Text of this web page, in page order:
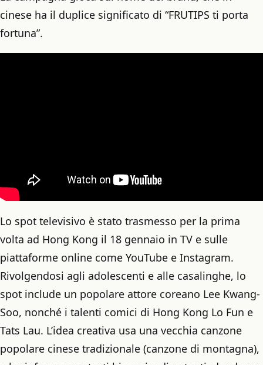
cinese ha il duplice significato di “FRUTIPS ti porta
fortuna”.
Lo spot televisivo è stato trasmesso per la prima
volta ad Hong Kong il 18 gennaio in TV e sulle
piattaforme online come YouTube e Instagram.
Rivolgendosi agli adolescenti e alle casalinghe, lo
spot include un popolare attore coreano Lee Kwang-
Soo, nonché i talenti comici di Hong Kong Lo Fun e
Tats Lau. L’idea creativa usa una vecchia canzone
popolare cinese tradizionale (canzone di montagna),